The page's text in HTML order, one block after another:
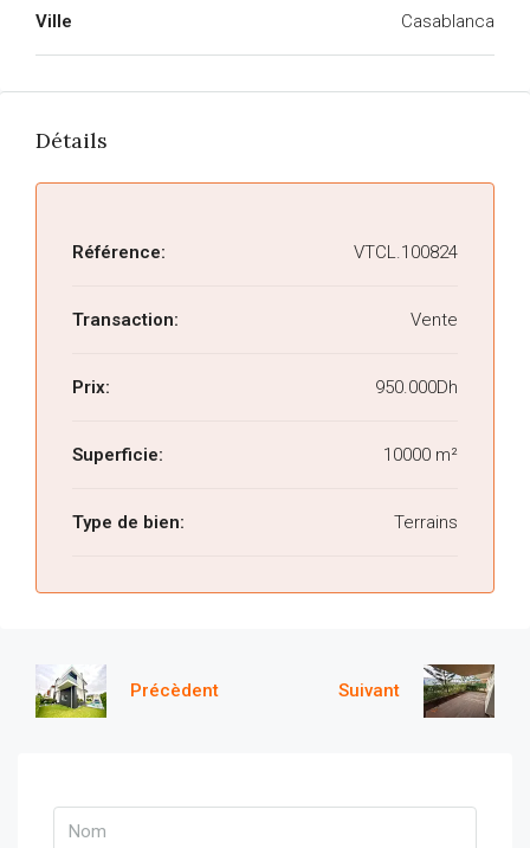
Ville Casablanca
Détails
Référence: VTCL.100824
Transaction: Vente
Prix: 950.000Dh
Superficie: 10000 m²
Type de bien: Terrains
Précèdent Suivant